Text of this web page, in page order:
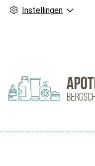
Instellingen